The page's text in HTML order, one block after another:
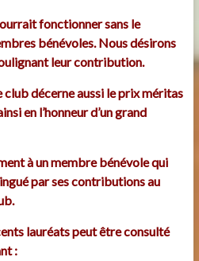
fonctionner sans le
bénévoles. Nous désirons
leur contribution.
club décerne aussi le prix méritas
en l’honneur d’un grand
à un membre bénévole qui
par ses contributions au
lauréats peut être consulté
: